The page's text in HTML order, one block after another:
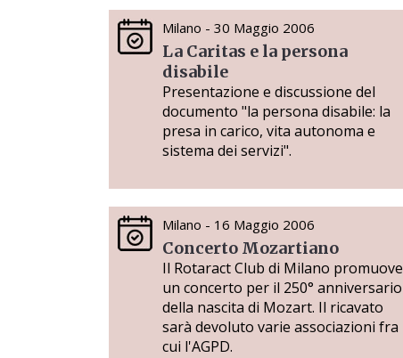
Milano - 30 Maggio 2006
La Caritas e la persona
disabile
Presentazione e discussione del
documento "la persona disabile: la
presa in carico, vita autonoma e
sistema dei servizi".
Milano - 16 Maggio 2006
Concerto Mozartiano
Il Rotaract Club di Milano promuove
un concerto per il 250° anniversario
della nascita di Mozart. Il ricavato
sarà devoluto varie associazioni fra
cui l'AGPD.